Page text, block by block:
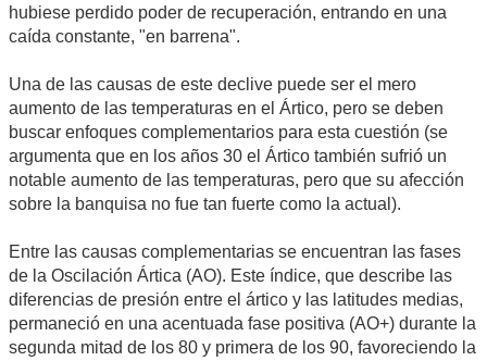
hubiese perdido poder de recuperación, entrando en una
caída constante, "en barrena".
Una de las causas de este declive puede ser el mero
aumento de las temperaturas en el Ártico, pero se deben
buscar enfoques complementarios para esta cuestión (se
argumenta que en los años 30 el Ártico también sufrió un
notable aumento de las temperaturas, pero que su afección
sobre la banquisa no fue tan fuerte como la actual).
Entre las causas complementarias se encuentran las fases
de la Oscilación Ártica (AO). Este índice, que describe las
diferencias de presión entre el ártico y las latitudes medias,
permaneció en una acentuada fase positiva (AO+) durante la
segunda mitad de los 80 y primera de los 90, favoreciendo la